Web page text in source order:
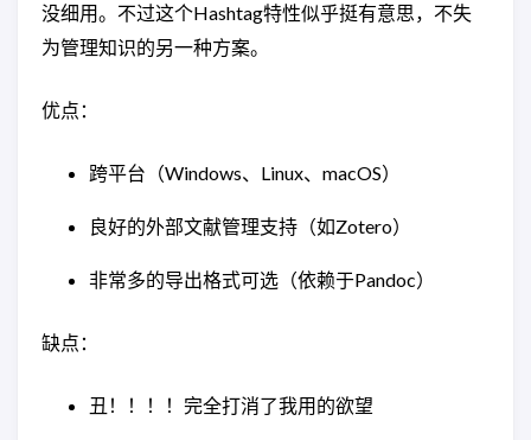
没细用。不过这个Hashtag特性似乎挺有意思，不失
为管理知识的另一种方案。
优点：
跨平台（Windows、Linux、macOS）
良好的外部文献管理支持（如Zotero）
非常多的导出格式可选（依赖于Pandoc）
缺点：
丑！！！！完全打消了我用的欲望